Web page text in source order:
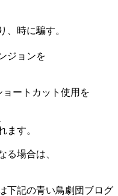
、時に騙す。
ジョンを
ートカット使用を
ます。
場合は、
下記の青い鳥劇団ブログ